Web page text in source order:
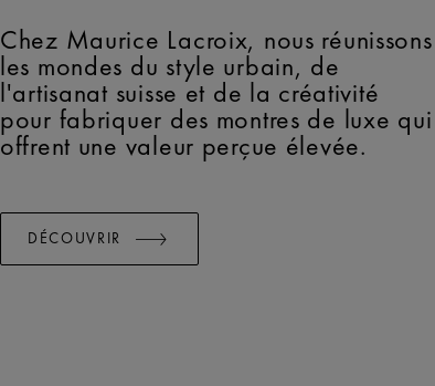
Chez Maurice Lacroix, nous réunissons
les mondes du style urbain, de
l'artisanat suisse et de la créativité
pour fabriquer des montres de luxe qui
offrent une valeur perçue élevée.
DÉCOUVRIR